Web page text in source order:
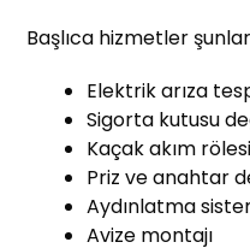
Başlıca hizmetler
Elektrik arıza
Sigorta kutusu
Kaçak akım
Priz ve anahtar
Aydınlatma
Avize montajı